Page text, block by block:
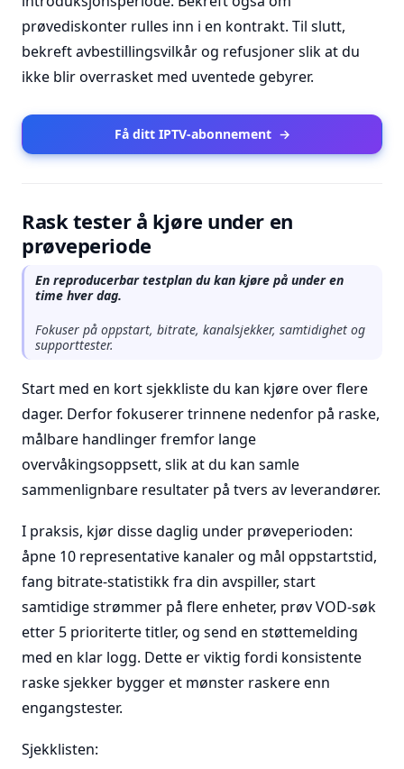
prøvediskonter rulles inn i en kontrakt. Til slutt,
bekreft avbestillingsvilkår og refusjoner slik at du
ikke blir overrasket med uventede gebyrer.
Få ditt IPTV-abonnement →
Rask tester å kjøre under en
prøveperiode
En reproducerbar testplan du kan kjøre på under en
time hver dag.
Fokuser på oppstart, bitrate, kanalsjekker, samtidighet og
supporttester.
Start med en kort sjekkliste du kan kjøre over flere
dager. Derfor fokuserer trinnene nedenfor på raske,
målbare handlinger fremfor lange
overvåkingsoppsett, slik at du kan samle
sammenlignbare resultater på tvers av leverandører.
I praksis, kjør disse daglig under prøveperioden:
åpne 10 representative kanaler og mål oppstartstid,
fang bitrate-statistikk fra din avspiller, start
samtidige strømmer på flere enheter, prøv VOD-søk
etter 5 prioriterte titler, og send en støttemelding
med en klar logg. Dette er viktig fordi konsistente
raske sjekker bygger et mønster raskere enn
engangstester.
Sjekklisten: